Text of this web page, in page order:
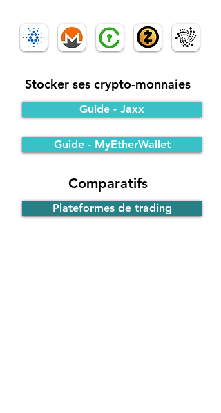
Stocker ses crypto-monnaies
Comparatifs
Plateformes de trading
Guide - MyEtherWallet
Guide - Jaxx